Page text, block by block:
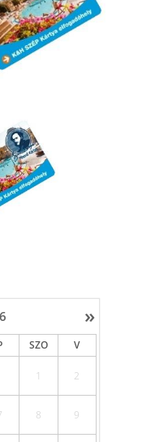
»
SZO V
1 2
8 9